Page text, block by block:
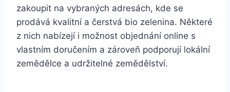
⁤zakoupit na vybraných adresách, kde se
prodává​ kvalitní ⁢a čerstvá bio zelenina. Některé
z nich nabízejí i možnost‌ objednání ‍online ‌s
⁢vlastním doručením ‍a zároveň​ podporují lokální
zemědělce a udržitelné zemědělství.